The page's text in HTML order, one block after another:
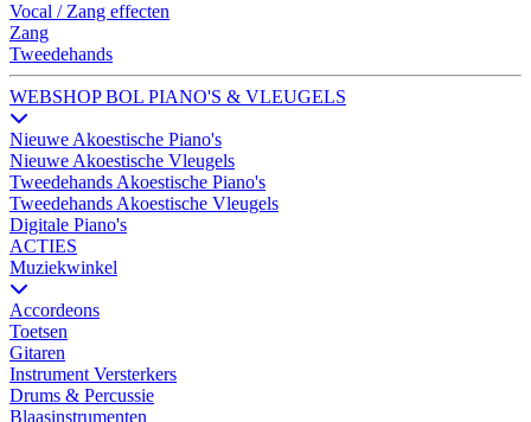
Vocal / Zang effecten
Zang
Tweedehands
WEBSHOP BOL PIANO'S & VLEUGELS
Nieuwe Akoestische Piano's
Nieuwe Akoestische Vleugels
Tweedehands Akoestische Piano's
Tweedehands Akoestische Vleugels
Digitale Piano's
ACTIES
Muziekwinkel
Accordeons
Toetsen
Gitaren
Instrument Versterkers
Drums & Percussie
Blaasinstrumenten